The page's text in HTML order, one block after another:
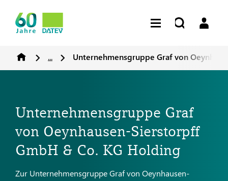
... Unternehmensgruppe Graf von
Unternehmensgruppe Graf
von Oeynhausen-Sierstorpff
GmbH & Co. KG Holding
Zur Unternehmensgruppe Graf von Oeynhausen-